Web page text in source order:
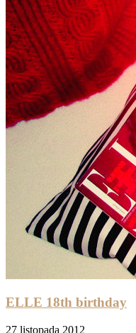
ELLE 18th birthday
27 listopada 2012